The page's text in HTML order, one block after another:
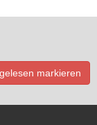
markieren